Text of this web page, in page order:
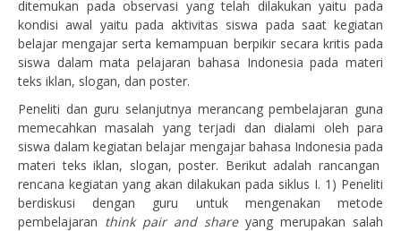
ditemukan pada observasi yang telah dilakukan yaitu pada
kondisi awal yaitu pada aktivitas siswa pada saat kegiatan
belajar mengajar serta kemampuan berpikir secara kritis pada
siswa dalam mata pelajaran bahasa Indonesia pada materi
teks iklan, slogan, dan poster.
Peneliti dan guru selanjutnya merancang pembelajaran guna
memecahkan masalah yang terjadi dan dialami oleh para
siswa dalam kegiatan belajar mengajar bahasa Indonesia pada
materi teks iklan, slogan, poster. Berikut adalah rancangan
rencana kegiatan yang akan dilakukan pada siklus I. 1) Peneliti
berdiskusi dengan guru untuk mengenakan metode
pembelajaran think pair and share yang merupakan salah